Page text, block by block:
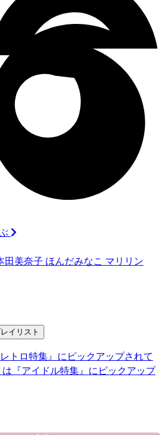
田美奈子 ほんだみなこ マリリン
イリスト
トロ特集』にピックアップされて
『アイドル特集』にピックアップ